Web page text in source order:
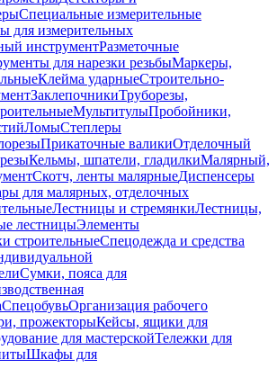
Специальные измерительные
для измерительных
инструментРазметочные
для нарезки резьбыМаркеры,
Клейма ударныеСтроительно-
ЗаклепочникиТруборезы,
МультитулыПробойники,
ЛомыСтеплеры
Прикаточные валикиОтделочный
Кельмы, шпатели, гладилкиМалярный,
Скотч, ленты малярныеДиспенсеры
для малярных, отделочных
Лестницы и стремянкиЛестницы,
лестницыЭлементы
строительныеСпецодежда и средства
Сумки, пояса для
СпецобувьОрганизация рабочего
прожекторыКейсы, ящики для
для мастерскойТележки для
Шкафы для